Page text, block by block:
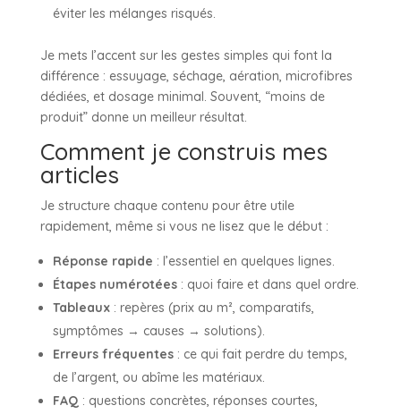
éviter les mélanges risqués.
Je mets l’accent sur les gestes simples qui font la
différence : essuyage, séchage, aération, microfibres
dédiées, et dosage minimal. Souvent, “moins de
produit” donne un meilleur résultat.
Comment je construis mes
articles
Je structure chaque contenu pour être utile
rapidement, même si vous ne lisez que le début :
Réponse rapide : l’essentiel en quelques lignes.
Étapes numérotées: quoi faire et dans quel ordre.
Tableaux: repères (prix au m², comparatifs,
symptômes → causes → solutions).
Erreurs fréquentes: ce qui fait perdre du temps,
de l’argent, ou abîme les matériaux.
FAQ : questions concrètes, réponses courtes,